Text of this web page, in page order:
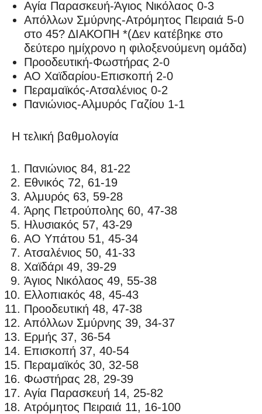
Αγία Παρασκευή-Άγιος Νικόλαος 0-3
Απόλλων Σμύρνης-Ατρόμητος Πειραιά 5-0
στο 45? ΔΙΑΚΟΠΗ *(Δεν κατέβηκε στο
δεύτερο ημίχρονο η φιλοξενούμενη ομάδα)
Προοδευτική-Φωστήρας 2-0
ΑΟ Χαϊδαρίου-Επισκοπή 2-0
Περαμαϊκός-Ατσαλένιος 0-2
Πανιώνιος-Αλμυρός Γαζίου 1-1
Η τελική βαθμολογία
Πανιώνιος 84, 81-22
Εθνικός 72, 61-19
Αλμυρός 63, 59-28
Άρης Πετρούπολης 60, 47-38
Ηλυσιακός 57, 43-29
ΑΟ Υπάτου 51, 45-34
Ατσαλένιος 50, 41-33
Χαϊδάρι 49, 39-29
Άγιος Νικόλαος 49, 55-38
Ελλοπιακός 48, 45-43
Προοδευτική 48, 47-38
Απόλλων Σμύρνης 39, 34-37
Ερμής 37, 36-54
Επισκοπή 37, 40-54
Περαμαϊκός 30, 32-58
Φωστήρας 28, 29-39
Αγία Παρασκευή 14, 25-82
Ατρόμητος Πειραιά 11, 16-100